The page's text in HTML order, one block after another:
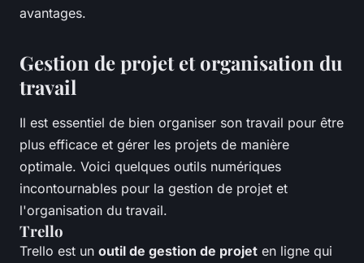
avantages.
Gestion de projet et organisation du
travail
Il est essentiel de bien organiser son travail pour être
plus efficace et gérer les projets de manière
optimale. Voici quelques outils numériques
incontournables pour la gestion de projet et
l'organisation du travail.
Trello
Trello est un outil de gestion de projet en ligne qui